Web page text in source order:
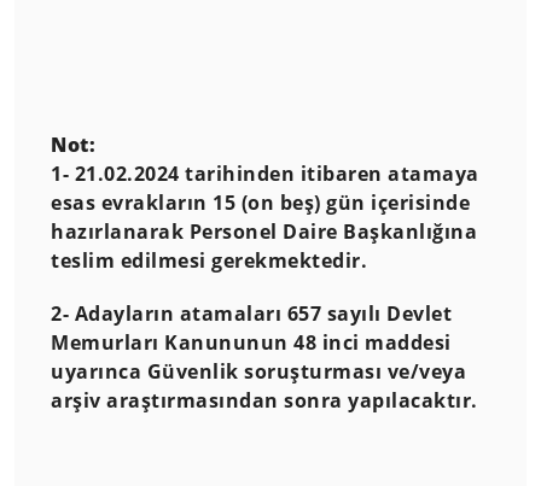
Not:
1- 21.02.2024 tarihinden itibaren atamaya
esas evrakların 15 (on beş) gün içerisinde
hazırlanarak Personel Daire Başkanlığına
teslim edilmesi gerekmektedir.
2- Adayların atamaları 657 sayılı Devlet
Memurları Kanununun 48 inci maddesi
uyarınca Güvenlik soruşturması ve/veya
arşiv araştırmasından sonra yapılacaktır.